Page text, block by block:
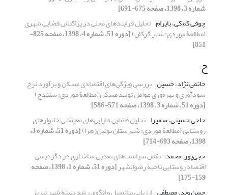
شماره 3، 1398، صفحه 675-691]
چوقی کمکی، بایرام تحلیل فرایندهای محلی در پراکنش فضایی شهری
(مطالعۀ موردی: شهر گرگان) [دوره 51، شماره 4، 1398، صفحه 825-
851]
ح
حاتمی نژاد، حسین بررسی ویژگی‌های اقتصادی مسکن و برآورد نرخ
سودآوری و بهره‌وری عوامل تولید مسکن (مطالعة موردی: سنندج)
[دوره 51، شماره 3، 1398، صفحه 571-586]
حاجی حسینی، سمیرا تحلیل فضایی دارایی‌های معیشتی خانوارهای
روستایی (مطالعة موردی: شهرستان بوئین‌زهرا) [دوره 51، شماره 3،
1398، صفحه 693-714]
حجی‌پور، محمد نقش سیاست‌های تعدیل ساختاری در دگردیسی
اقتصاد روستایی ناحیة رضوانشهر [دوره 51، شماره 1، 1398، صفحه
159-175]
حسن وند، مصطفی ارزیابی پتانسیل و الگوی رشد بهینة شهر تبریز